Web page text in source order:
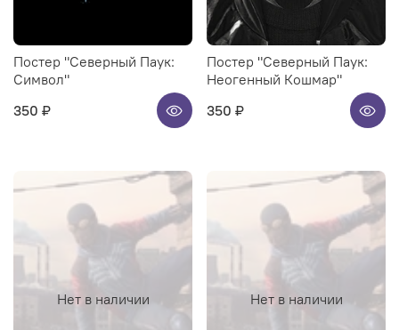
Постер "Северный Паук:
Символ"
350 ₽
Постер "Северный Паук:
Неогенный Кошмар"
350 ₽
Нет в наличии Нет в наличии